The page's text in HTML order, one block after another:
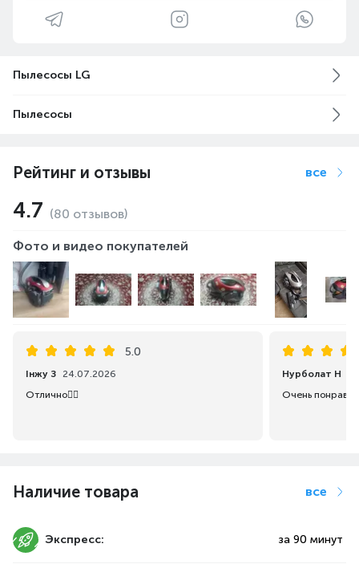
Пылесосы LG
Пылесосы
Рейтинг и отзывы все
4.7 (80 отзывов)
Фото и видео покупателей
5.0
Інжу З 24.07.2026
Отлично👍🏻
Нурболат Н
Очень
Наличие товара все
Экспресс: за 90 минут